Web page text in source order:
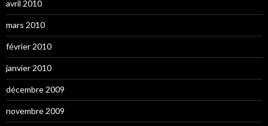
avril 2010
mars 2010
février 2010
janvier 2010
décembre 2009
novembre 2009